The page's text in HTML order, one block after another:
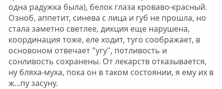
й
г
о
л
о
с
й
г
о
л
о
с
одна радужка была), белок глаза кроваво-красный.
Озноб, аппетит, синева с лица и губ не прошла, но
стала заметно светлее, дикция еще нарушена,
координация тоже, еле ходит, туго соображает, в
основоном отвечает "угу", потливость и
сонливость сохранены. От лекарств отказывается,
ну бляха-муха, пока он в таком состоянии, я ему их в
ж...пу засуну.